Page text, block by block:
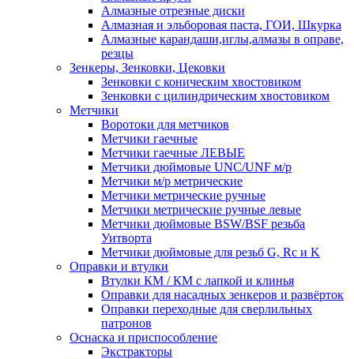
Алмазные отрезные диски
Алмазная и эльборовая паста, ГОИ, Шкурка
Алмазные карандаши,иглы,алмазы в оправе,
резцы
Зенкеры, Зенковки, Цековки
Зенковки с коническим хвостовиком
Зенковки с цилиндрическим хвостовиком
Метчики
Воротоки для метчиков
Метчики гаечные
Метчики гаечные ЛЕВЫЕ
Метчики дюймовые UNC/UNF м/р
Метчики м/р метрические
Метчики метрические ручные
Метчики метрические ручные левые
Метчики дюймовые BSW/BSF резьба
Уитворта
Метчики дюймовые для резьб G, Rc и K
Оправки и втулки
Втулки КМ / КМ с лапкой и клинья
Оправки для насадных зенкеров и развёрток
Оправки переходные для сверлильных
патронов
Оснаска и приспособление
Экстракторы